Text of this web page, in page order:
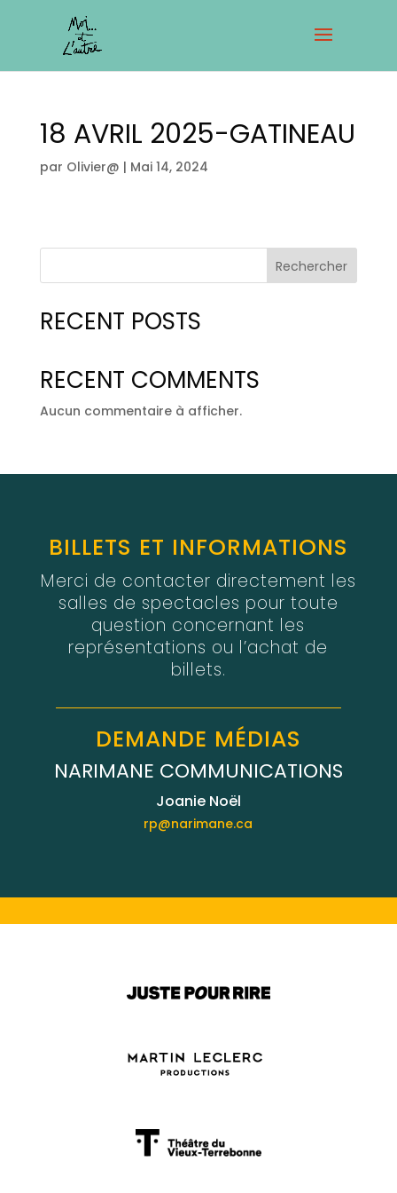
18 AVRIL 2025-GATINEAU
par Olivier@ | Mai 14, 2024
Rechercher
RECENT POSTS
RECENT COMMENTS
Aucun commentaire à afficher.
BILLETS ET INFORMATIONS
Merci de contacter directement les
salles de spectacles pour toute
question concernant les
représentations ou l’achat de
billets.
DEMANDE MÉDIAS
NARIMANE COMMUNICATIONS
Joanie Noël
rp@narimane.ca